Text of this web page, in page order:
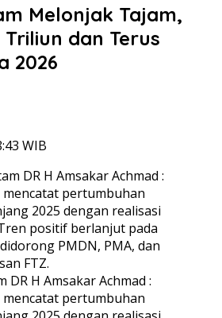
Melonjak Tajam,
dan Terus
2026
WIB
DR H Amsakar Achmad :
mencatat pertumbuhan